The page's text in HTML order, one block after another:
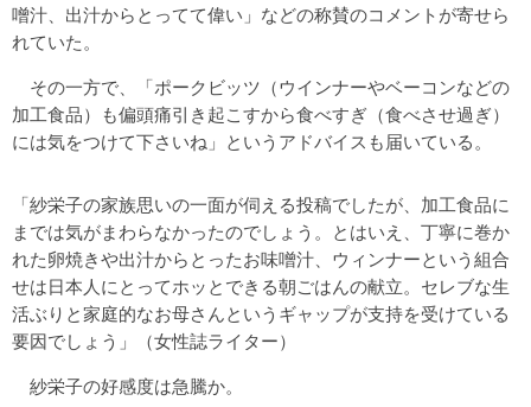
噌汁、出汁からとってて偉い」などの称賛のコメントが寄せら
れていた。
その一方で、「ポークビッツ（ウインナーやベーコンなどの
加工食品）も偏頭痛引き起こすから食べすぎ（食べさせ過ぎ）
には気をつけて下さいね」というアドバイスも届いている。
「紗栄子の家族思いの一面が伺える投稿でしたが、加工食品に
までは気がまわらなかったのでしょう。とはいえ、丁寧に巻か
れた卵焼きや出汁からとったお味噌汁、ウィンナーという組合
せは日本人にとってホッとできる朝ごはんの献立。セレブな生
活ぶりと家庭的なお母さんというギャップが支持を受けている
要因でしょう」（女性誌ライター）
紗栄子の好感度は急騰か。